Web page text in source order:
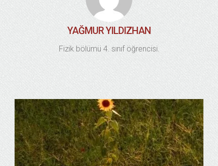
YAĞMUR YILDIZHAN
Fizik bölümü 4. sınıf öğrencisi.